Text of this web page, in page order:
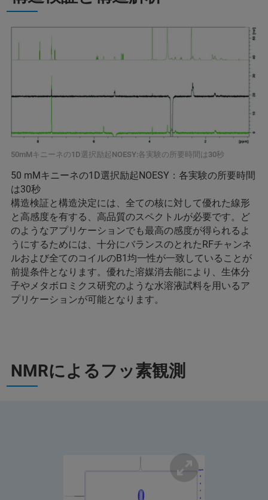
50mMキニーネの1D選択励起NOESY:各実験の所要時間は30秒
50 mMキニーネの1D選択励起NOESY：各実験の所要時間
は30秒
構造検証と構造決定には、全ての核に対して優れた線形
と高感度を有する、高品質のスペクトルが必要です。ど
のようなアプリケーションでも最高の感度が得られるよ
うにするためには、十分にバランスのとれたRFチャンネ
ルおよび全てのコイルのB1均一性が一致していることが
前提条件となります。優れた溶媒消去能により、生体分
子やメタボロミクス研究のような水溶液試料を用いるア
プリケーションが可能となります。
NMRによるフッ素観測